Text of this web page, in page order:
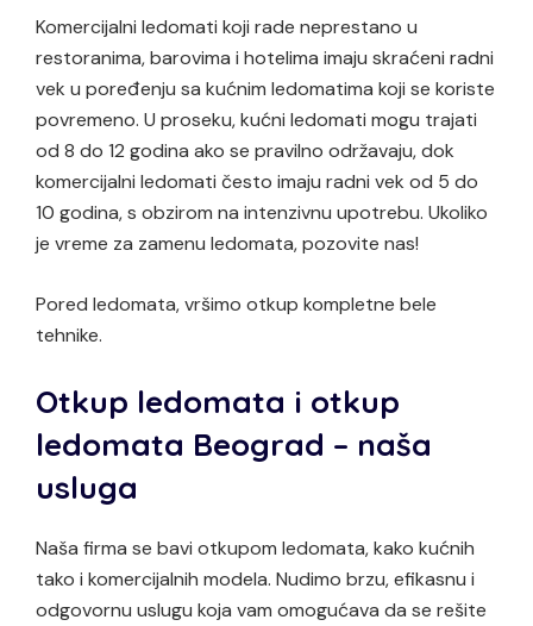
Komercijalni ledomati koji rade neprestano u
restoranima, barovima i hotelima imaju skraćeni radni
vek u poređenju sa kućnim ledomatima koji se koriste
povremeno. U proseku, kućni ledomati mogu trajati
od 8 do 12 godina ako se pravilno održavaju, dok
komercijalni ledomati često imaju radni vek od 5 do
10 godina, s obzirom na intenzivnu upotrebu. Ukoliko
je vreme za zamenu ledomata, pozovite nas!
Pored ledomata, vršimo otkup kompletne bele
tehnike.
Otkup ledomata i otkup
ledomata Beograd – naša
usluga
Naša firma se bavi otkupom ledomata, kako kućnih
tako i komercijalnih modela. Nudimo brzu, efikasnu i
odgovornu uslugu koja vam omogućava da se rešite